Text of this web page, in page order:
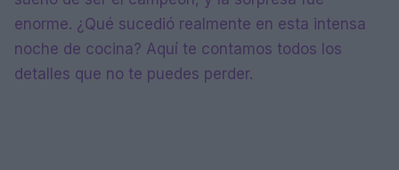
enorme. ¿Qué sucedió realmente en esta intensa
noche de cocina? Aquí te contamos todos los
detalles que no te puedes perder.